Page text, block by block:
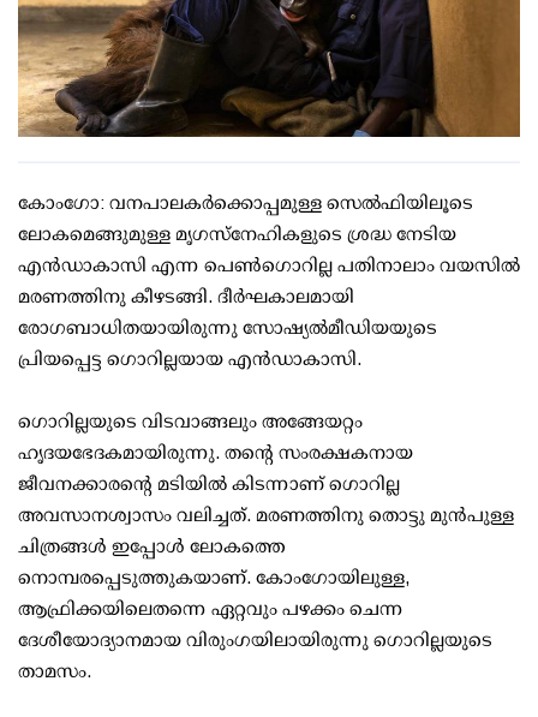
കോംഗോ: വനപാലകര്‍ക്കൊപ്പമുള്ള സെല്‍ഫിയിലൂടെ
ലോകമെങ്ങുമുള്ള മൃഗസ്‌നേഹികളുടെ ശ്രദ്ധ നേടിയ
എന്‍ഡാകാസി എന്ന പെണ്‍ഗൊറില്ല പതിനാലാം വയസില്‍
മരണത്തിനു കീഴടങ്ങി. ദീര്‍ഘകാലമായി
രോഗബാധിതയായിരുന്നു സോഷ്യല്‍മീഡിയയുടെ
പ്രിയപ്പെട്ട ഗൊറില്ലയായ എന്‍ഡാകാസി.
ഗൊറില്ലയുടെ വിടവാങ്ങലും അങ്ങേയറ്റം
ഹൃദയഭേദകമായിരുന്നു. തന്റെ സംരക്ഷകനായ
ജീവനക്കാരന്റെ മടിയില്‍ കിടന്നാണ് ഗൊറില്ല
അവസാനശ്വാസം വലിച്ചത്. മരണത്തിനു തൊട്ടു മുന്‍പുള്ള
ചിത്രങ്ങള്‍ ഇപ്പോള്‍ ലോകത്തെ
നൊമ്പരപ്പെടുത്തുകയാണ്. കോംഗോയിലുള്ള,
ആഫ്രിക്കയിലെതന്നെ ഏറ്റവും പഴക്കം ചെന്ന
ദേശീയോദ്യാനമായ വിരുംഗയിലായിരുന്നു ഗൊറില്ലയുടെ
താമസം.